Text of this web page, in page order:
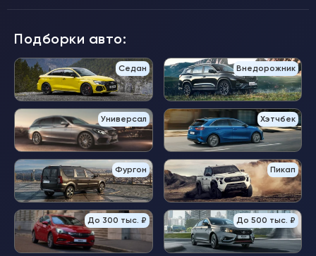
Подборки авто:
Седан Внедорожник
Универсал Хэтчбек
Фургон Пикап
До 300 тыс. ₽ До 500 тыс. ₽